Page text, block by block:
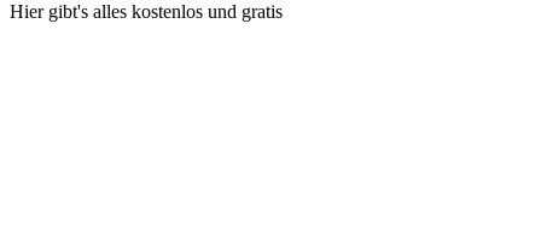
Hier gibt's alles kostenlos und gratis